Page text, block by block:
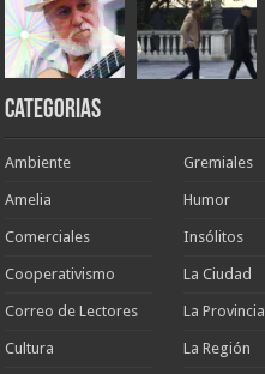
Categorias
Ambiente
Amelia
Comerciales
Cooperativismo
Correo de Lectores
Cultura
Gremiales
Humor
Insólitos
La Ciudad
La Provincia
La Región